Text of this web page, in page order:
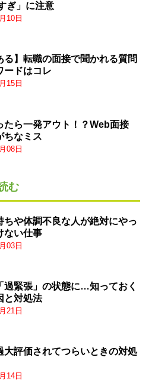
ぎ」に注意
10日
る】転職の面接で聞かれる質問
ードはコレ
15日
たら一発アウト！？Web面接
ちなミス
08日
む
ちや体調不良な人が絶対にやっ
ない仕事
03日
過緊張」の状態に…知っておく
と対処法
21日
大評価されてつらいときの対処
14日